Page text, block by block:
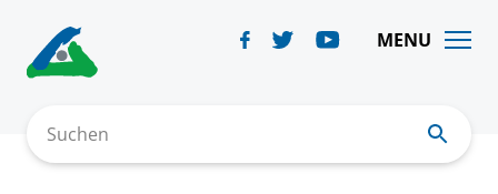
content
MENU
Suchen